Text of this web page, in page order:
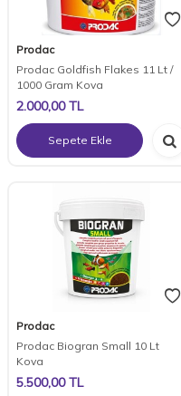
Prodac
Prodac Goldfish Flakes 11 Lt /
1000 Gram Kova
2.000,00TL
Sepete Ekle
Prodac
Prodac Biogran Small 10 Lt
Kova
5.500,00TL